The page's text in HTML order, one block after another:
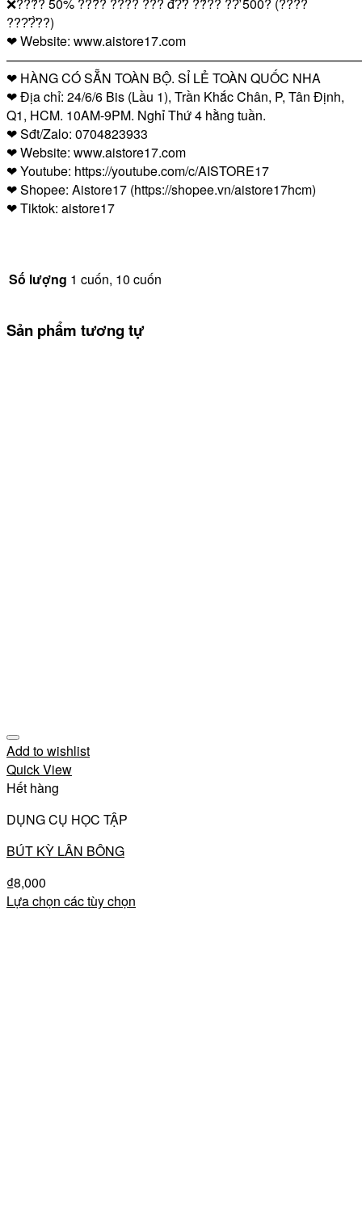
???̛?̛̀??)
❤ Website: www.aistore17.com
❤ HÀNG CÓ SẴN TOÀN BỘ. SỈ LẺ TOÀN QUỐC NHA
❤ Địa chỉ: 24/6/6 Bis (Lầu 1), Trần Khắc Chân, P, Tân Định,
Q1, HCM. 10AM-9PM. Nghỉ Thứ 4 hằng tuần.
❤ Sđt/Zalo: 0704823933
❤ Website: www.aistore17.com
❤ Youtube: https://youtube.com/c/AISTORE17
❤ Shopee: Aistore17 (https://shopee.vn/aistore17hcm)
❤ Tiktok: aistore17
Số lượng 1 cuốn, 10 cuốn
Sản phẩm tương tự
Add to wishlist
Quick View
Hết hàng
DỤNG CỤ HỌC TẬP
BÚT KỲ LÂN BÔNG
₫8,000
Lựa chọn các tùy chọn